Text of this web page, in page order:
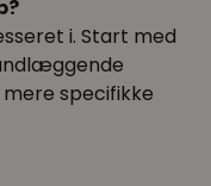
i. Start med
specifikke